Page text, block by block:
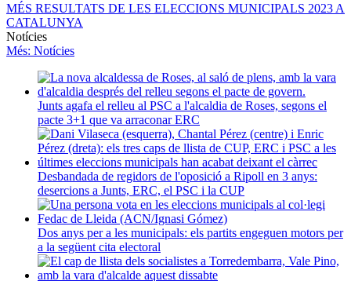
MÉS RESULTATS DE LES ELECCIONS MUNICIPALS 2023 A
CATALUNYA
Notícies
Més: Notícies
Junts agafa el relleu al PSC a l'alcaldia de Roses, segons el
pacte 3+1 que va arraconar ERC
Desbandada de regidors de l'oposició a Ripoll en 3 anys:
desercions a Junts, ERC, el PSC i la CUP
Dos anys per a les municipals: els partits engeguen motors per
a la següent cita electoral